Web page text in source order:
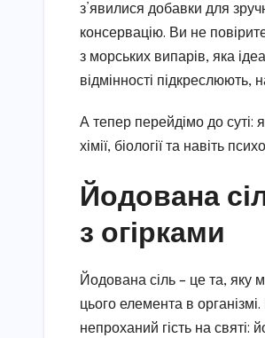
з’явилися добавки для
консервацію. Ви не
з морських випарів, яка
відмінності
А тепер перейдімо до суті:
хімії, біології та навіть
Йодована
з огірками
Йодована сіль – це та, яку
цього елемента в
непроханий гість на святі: